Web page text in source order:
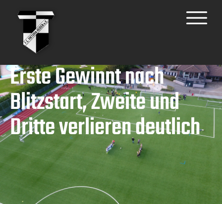
Erste Gewinnt nach
Blitzstart, Zweite und
Dritte verlieren deutlich